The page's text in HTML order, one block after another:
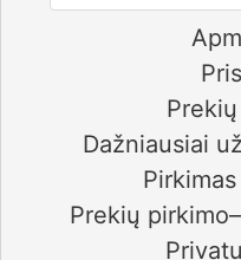
Dažniausiai
Prekių